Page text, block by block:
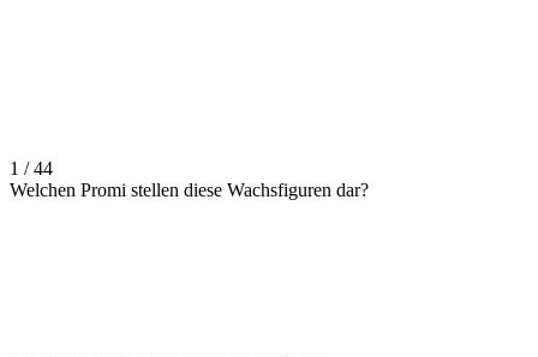
1 / 44
Welchen Promi stellen diese Wachsfiguren dar?